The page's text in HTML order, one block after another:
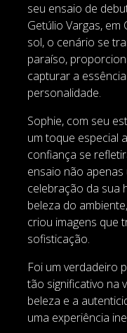
seu ensaio de
Getúlio Vargas, em
sol, o cenário se
paraíso,
capturar a
personalidade.
Sophie, com seu
um toque especial
confiança se
ensaio não
celebração da sua
beleza do
criou imagens que
sofisticação.
Foi um verdadeiro
tão significativo na
beleza e a
uma experiência